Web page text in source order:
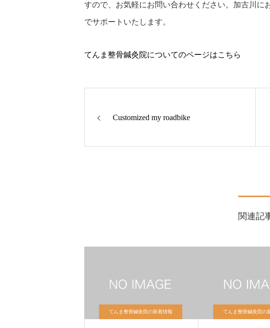
すので、お気軽にお問い合わせください。加古川に
でサポートいたします。
てんま整骨鍼灸院についてのページはこちら
Customized my roadbike
関連記
てんま整骨鍼灸院の新着情報 てんま整骨鍼灸院の